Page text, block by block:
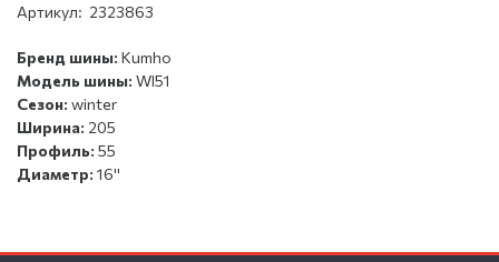
Артикул: 2323863
Бренд шины: Kumho
Модель шины: WI51
Сезон: winter
Ширина: 205
Профиль: 55
Диаметр: 16''